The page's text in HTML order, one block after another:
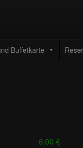
Buffetkarte
6,00 €